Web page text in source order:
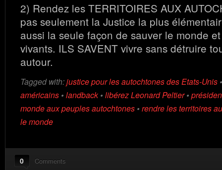
2) Rendez les TERRITOIRES AUX
pas seulement la Justice la plus
aussi la seule façon de sauver le monde
vivants. ILS SAVENT vivre sans détruire
autour.
Tagged with:justice pour les autochtones des Etats-Unis
américains • landback• libérez Leonard Peltier•
monde aux peuples autochtones • rendre les territoires
le monde
0 Comments